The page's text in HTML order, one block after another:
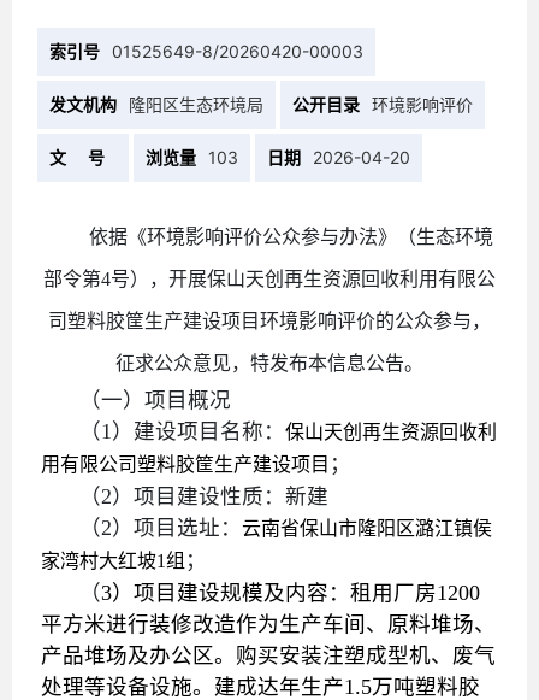
索引号 01525649-8/20260420-00003
发文机构 隆阳区生态环境局 公开目录 环境影响评价
文 号 浏览量 103 日期 2026-04-20
依据《环境影响评价公众参与办法》（生态环境
部令第4号），开展保山天创再生资源回收利用有限公
司塑料胶筐生产建设项目环境影响评价的公众参与，
征求公众意见，特发布本信息公告。
（一）项目概况
（1）建设项目名称： 保山天创再生资源回收利
用有限公司塑料胶筐生产建设项目 ；
（2） 项目 建设性质：新建
（2）项目选址： 云南省保山市隆阳区潞江镇侯
家湾村大红坡1组 ；
（3） 项目建设规模及内容 ：租用厂房1200
平方米进行装修改造作为生产车间、原料堆场、
产品堆场及办公区。购买安装注塑成型机、废气
处理等设备设施。建成达年生产1.5万吨塑料胶